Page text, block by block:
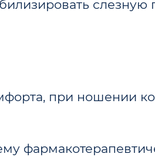
слезную
при ношении